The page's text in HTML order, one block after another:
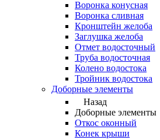
Воронка конусная
Воронка сливная
Кронштейн желоба
Заглушка желоба
Отмет водосточный
Труба водосточная
Колено водостока
Тройник водостока
Доборные элементы
Назад
Доборные элементы
Откос оконный
Конек крыши